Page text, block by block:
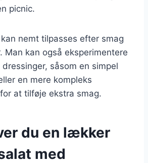
picnic.
nemt tilpasses efter smag
Man kan også eksperimentere
såsom en simpel
en mere kompleks
at tilføje ekstra smag.
du en lækker
med